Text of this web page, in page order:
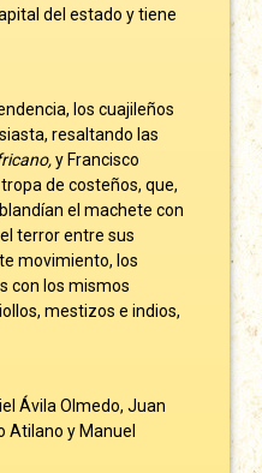
del estado y tiene
los cuajileños
resaltando las
y Francisco
de costeños, que,
el machete con
terror entre sus
movimiento, los
con los mismos
mestizos e indios,
Ávila Olmedo, Juan
Atilano y Manuel